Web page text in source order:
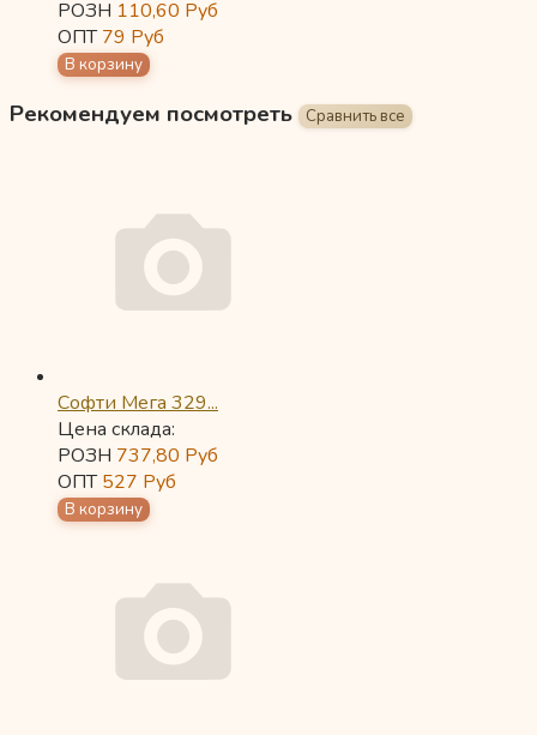
РОЗН 110,60 Руб
ОПТ79 Руб
Рекомендуем посмотреть
Софти Мега 329...
Цена склада:
РОЗН 737,80 Руб
ОПТ527 Руб